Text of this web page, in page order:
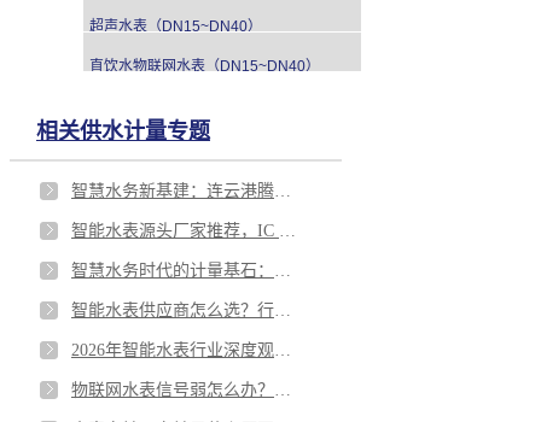
超声水表（DN15~DN40）
直饮水物联网水表（DN15~DN40）
相关供水计量专题